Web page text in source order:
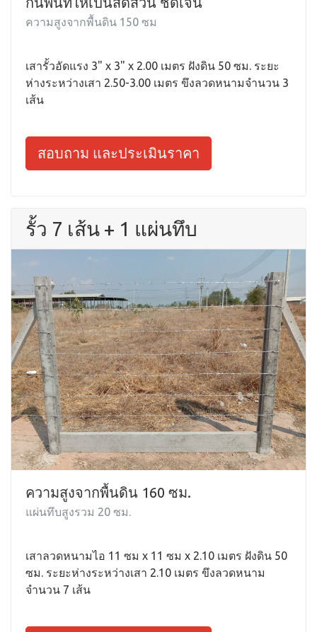
ความสูงจากพื้นดิน 150 ซม
เสารั้วอัดแรง 3" x 3" x 2.00 เมตร ฝังดิน 50 ซม. ระยะ
ห่างระหว่างเสา 2.50-3.00 เมตร ขึงลวดหนามจำนวน 3
เส้น
สอบถาม และประเมินราคา
รั้ว 7 เส้น + 1 แผ่นทึบ
ความสูงจากพื้นดิน 160 ซม.
แผ่นทึบสูงรวม 20 ซม.
เสาลวดหนามไอ 11 ซม x 11 ซม x 2.10 เมตร ฝังดิน 50
ซม. ระยะห่างระหว่างเสา 2.10 เมตร ขึงลวดหนาม
จำนวน 7 เส้น